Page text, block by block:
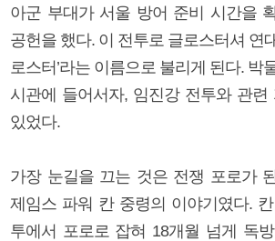
아군 부대가 서울 방어 준비 시간을
공헌을 했다. 이 전투로 글로스터셔 연
로스터’라는 이름으로 불리게 된다. 박
시관에 들어서자, 임진강 전투와 관
있었다.
가장 눈길을 끄는 것은 전쟁 포로가
제임스 파워 칸 중령의 이야기였다.
투에서 포로로 잡혀 18개월 넘게 독